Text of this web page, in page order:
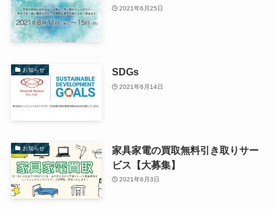
2021年6月25日
お知らせ SDGs
2021年6月14日
お知らせ
家具家電の買取無料引き取りサー
ビス【大募集】
2021年6月3日